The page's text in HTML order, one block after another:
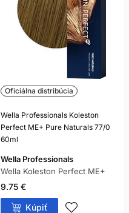
Oficiálna distribúcia
Wella Professionals Koleston
Perfect ME+ Pure Naturals 77/0
60ml
Wella Professionals
Wella Koleston Perfect ME+
9.75 €
Kúpiť